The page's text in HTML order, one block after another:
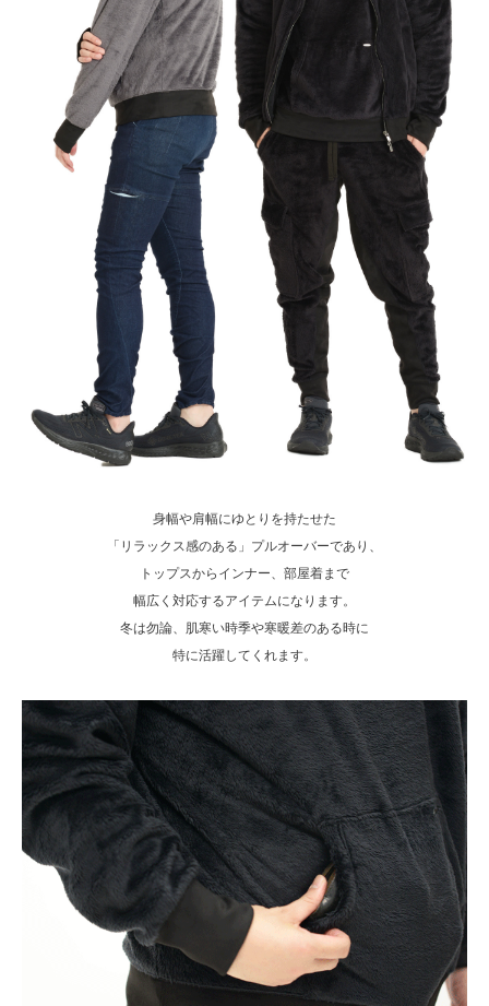
身幅や肩幅にゆとりを持たせた
「リラックス感のある」プルオーバーであり、
トップスからインナー、部屋着まで
幅広く対応するアイテムになります。
冬は勿論、肌寒い時季や寒暖差のある時に
特に活躍してくれます。